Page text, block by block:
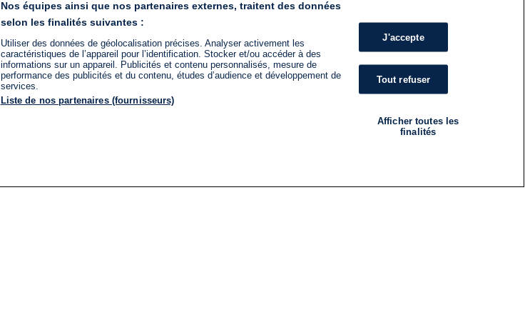
Nos équipes ainsi que nos partenaires externes, traitent des données
selon les finalités suivantes :
Utiliser des données de géolocalisation précises. Analyser activement les
caractéristiques de l’appareil pour l’identification. Stocker et/ou accéder à des
informations sur un appareil. Publicités et contenu personnalisés, mesure de
performance des publicités et du contenu, études d’audience et développement de
services.
Liste de nos partenaires (fournisseurs)
J'accepte
Tout refuser
Afficher toutes les
finalités